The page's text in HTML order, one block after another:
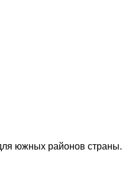
южных районов страны.